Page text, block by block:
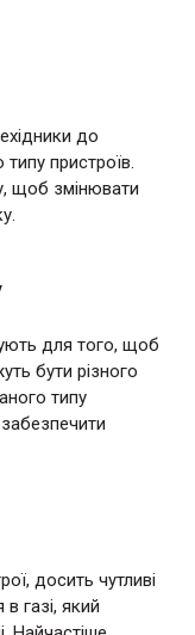
до
типу пристроїв.
щоб змінювати
для того, щоб
бути різного
типу
досить чутливі
газі, який